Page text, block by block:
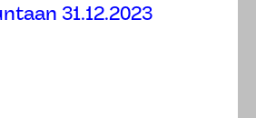
31.12.2023